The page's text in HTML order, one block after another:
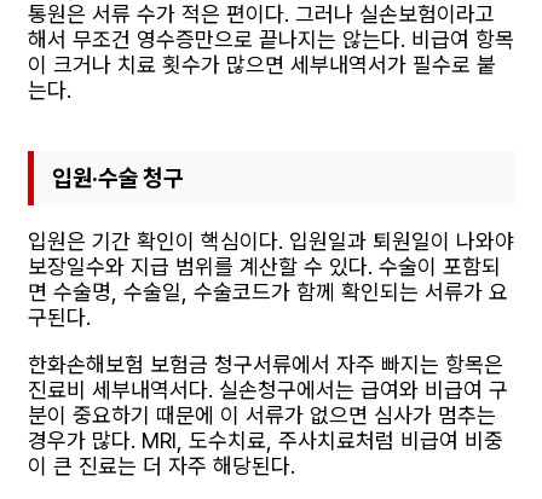
통원은 서류 수가 적은 편이다. 그러나 실손보험이라고
해서 무조건 영수증만으로 끝나지는 않는다. 비급여 항목
이 크거나 치료 횟수가 많으면 세부내역서가 필수로 붙
는다.
입원·수술 청구
입원은 기간 확인이 핵심이다. 입원일과 퇴원일이 나와야
보장일수와 지급 범위를 계산할 수 있다. 수술이 포함되
면 수술명, 수술일, 수술코드가 함께 확인되는 서류가 요
구된다.
한화손해보험 보험금 청구서류에서 자주 빠지는 항목은
진료비 세부내역서다. 실손청구에서는 급여와 비급여 구
분이 중요하기 때문에 이 서류가 없으면 심사가 멈추는
경우가 많다. MRI, 도수치료, 주사치료처럼 비급여 비중
이 큰 진료는 더 자주 해당된다.